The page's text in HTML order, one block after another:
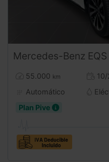
Mercedes-Benz EQS
55.000 km
Automático
Plan Pive